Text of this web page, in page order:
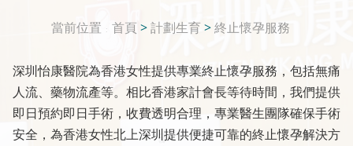
當前位置 首頁 >計劃生育>終止懷孕服務
深圳怡康醫院為香港女性提供專業終止懷孕服務，包括無痛
人流、藥物流產等。相比香港家計會長等待時間，我們提供
即日預約即日手術，收費透明合理，專業醫生團隊確保手術
安全，為香港女性北上深圳提供便捷可靠的終止懷孕解決方